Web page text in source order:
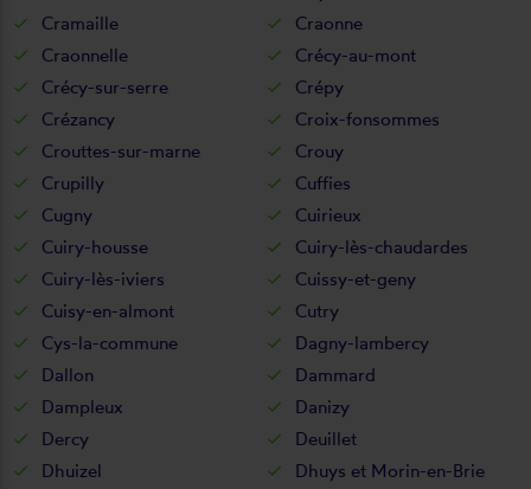
Cramaille
Craonne
Craonnelle
Crécy-au-mont
Crécy-sur-serre
Crépy
Crézancy
Croix-fonsommes
Crouttes-sur-marne
Crouy
Crupilly
Cuffies
Cugny
Cuirieux
Cuiry-housse
Cuiry-lès-chaudardes
Cuiry-lès-iviers
Cuissy-et-geny
Cuisy-en-almont
Cutry
Cys-la-commune
Dagny-lambercy
Dallon
Dammard
Dampleux
Danizy
Dercy
Deuillet
Dhuizel
Dhuys et Morin-en-Brie